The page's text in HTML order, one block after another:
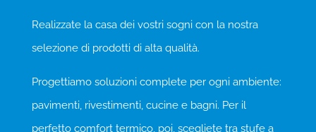
Realizzate la casa dei vostri sogni con la nostra
selezione di prodotti di alta qualità.
Progettiamo soluzioni complete per ogni ambiente:
pavimenti, rivestimenti, cucine e bagni. Per il
perfetto comfort termico, poi, scegliete tra stufe a